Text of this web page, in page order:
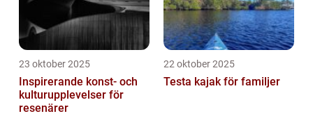
23 oktober 2025
Inspirerande konst- och
kulturupplevelser för
resenärer
22 oktober 2025
Testa kajak för familjer